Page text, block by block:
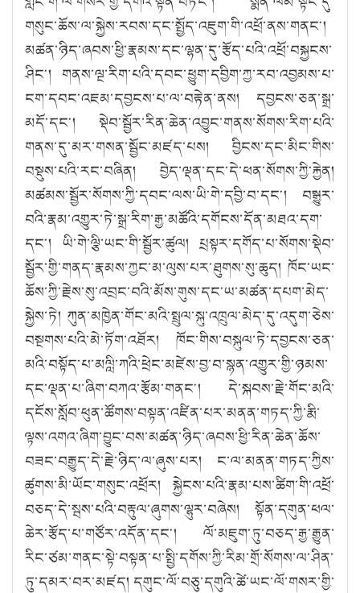
གསུང་ཆོས་ལ་སྐྱེས་རབས་དང་སྤྱོད་འཇུག་གི་འཕྲོ་ནས་གནང༌།
མཚན་ཉིད་ཞབས་ཕྱི་རྣམས་དང་ལྷན་དུ་རྩོད་པའི་འཕྲོ་བསྐྱངས་
ཤིང༌། གནས་ལྔ་རིག་པའི་དབང་ཕྱུག་དབྱིག་ཀྱ་རབ་འབྱམས་པ་
ངག་དབང་འཇམ་དབྱངས་པ་ལ་བརྟེན་ནས། དབྱངས་ཅན་སྒྲ་
མདོ་དང༌། སྡེབ་སྦྱོར་རིན་ཆེན་འབྱུང་གནས་སོགས་རིག་པའི་
གནས་དུ་མར་གསན་སྦྱོང་མཛད་པས། བྱིངས་དང་མིང་གིས་
བསྡུས་པའི་རང་བཞིན། བྱེད་ལྡན་དང་དེ་ཕན་སོགས་ཀྱི་རྐྱེན།
མཚམས་སྦྱོར་སོགས་ཀྱི་དབང་ལས་ཡི་གེ་དབྱི་བ་དང༌། བསྒྱུར་
བའི་རྣམ་འགྱུར་ཏེ་སྒྲ་རིག་རྒྱ་མཚོའི་དགོངས་དོན་མཐའ་དག་
དང༌། ཡི་གེ་ལྕི་ཡང་གི་སྦྱོར་ཚུལ། པྲསྟར་དགོད་པ་སོགས་སྡེབ་
སྦྱོར་གྱི་གནད་རྣམས་ཀྱང་མ་ལུས་པར་ཐུགས་སུ་ཆུད། ཁོང་ཡང་
ཆོས་ཀྱི་རྗེས་སུ་འབྲང་བའི་མོས་གུས་དང་ཡ་མཚན་དཔག་མེད་
སྐྱེས་ཏེ། ཀུན་མཁྱེན་གོང་མའི་སྤྲུལ་སྐུ་འཁྲུལ་མེད་དུ་འདུག་ཅེས་
བསྔགས་པའི་མེ་ཏོག་འཐོར། ཁོང་གིས་བསྐུལ་ཏེ་དབྱངས་ཅན་
མའི་བསྟོད་པ་མལླི་ཀའི་ཕྲེང་མཛེས་བྱ་བ་སྙན་འགྱུར་གྱི་ཉམས་
དང་ལྡན་པ་ཞིག་བཀའ་རྩོམ་གནང༌། དེ་སྐབས་རྗེ་གོང་མའི་
དངོས་སློབ་ཕུན་ཚོགས་བསྟན་འཛིན་པར་མནན་གཏད་ཀྱི་རྨི་
ལྟས་འགའ་ཞིག་བྱུང་བས་མཚན་ཉིད་ཞབས་ཕྱི་རིན་ཆེན་ཆོས་
བཟང་བརྒྱུད་དེ་རྗེ་ཉིད་ལ་ཞུས་པར། ང་ལ་མནན་གཏད་ཀྱིས་
ཚུགས་མི་ཡོང་གསུང་འཕྲོར། སྐྱེངས་པའི་རྣམ་པས་ཚིག་གི་འཕྲོ་
བཅད་དེ་སྦས་པའི་བརྟུལ་ཞུགས་ལྷུར་བཞེས། སྟོན་དགུན་ཕལ་
ཆེར་རྩོད་པ་གཙོར་འདོན་དང༌། ལོ་མཇུག་ཏུ་བཅད་རྒྱ་རྒྱུན་
རིང་ཙམ་གནང་སྟེ་བསྟན་པ་སྤྱི་དགོས་ཀྱི་རིམ་གྲོ་སོགས་ལ་ཤིན་
ཏུ་དམར་བར་མཛད། དགུང་ལོ་བཅུ་དགུའི་ཚེ་ཡང་ལོ་གསར་གྱི་